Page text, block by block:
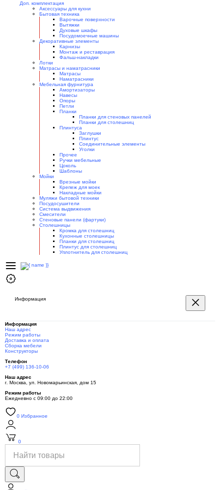
Доп. комплектация
Аксессуары для кухни
Бытовая техника
Варочные поверхности
Вытяжки
Духовые шкафы
Посудомоечные машины
Декоративные элементы
Карнизы
Монтаж и реставрация
Фальш-накладки
Лотки
Матрасы и наматрасники
Матрасы
Наматрасники
Мебельная фурнитура
Амортизаторы
Навесы
Опоры
Петли
Планки
Планки для стеновых панелей
Планки для столешниц
Плинтуса
Заглушки
Плинтус
Соединительные элементы
Уголки
Прочее
Ручки мебельные
Цоколь
Шаблоны
Мойки
Врезные мойки
Крепеж для моек
Накладные мойки
Муляжи бытовой техники
Посудосушители
Система выдвижения
Смесители
Стеновые панели (фартуки)
Столешницы
Кромка для столешниц
Кухонные столешницы
Планки для столешниц
Плинтус для столешниц
Уплотнитель для столешниц
Информация
Информация
Наш адрес
Режим работы
Доставка и оплата
Сборка мебели
Конструкторы
Телефон
+7 (499) 136-10-06
Наш адрес
г. Москва, ул. Новомарьинская, дом 15
Режим работы
Ежедневно с 09:00 до 22:00
0 Избранное
0